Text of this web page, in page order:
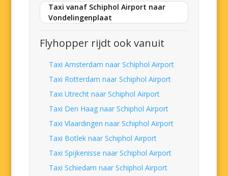
Taxi vanaf Schiphol Airport naar
Vondelingenplaat
Flyhopper rijdt ook vanuit
Taxi Amsterdam naar Schiphol Airport
Taxi Rotterdam naar Schiphol Airport
Taxi Utrecht naar Schiphol Airport
Taxi Den Haag naar Schiphol Airport
Taxi Vlaardingen naar Schiphol Airport
Taxi Botlek naar Schiphol Airport
Taxi Spijkenisse naar Schiphol Airport
Taxi Schiedam naar Schiphol Airport